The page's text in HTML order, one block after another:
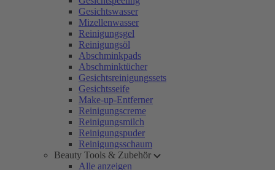
Gesichtswasser
Mizellenwasser
Reinigungsgel
Reinigungsöl
Abschminkpads
Abschminktücher
Gesichtsreinigungssets
Gesichtsseife
Make-up-Entferner
Reinigungscreme
Reinigungsmilch
Reinigungspuder
Reinigungsschaum
Beauty Tools & Zubehör
Alle anzeigen